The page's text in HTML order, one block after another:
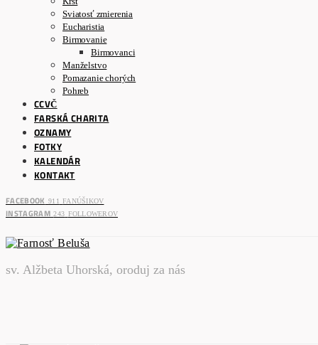
Sviatosť zmierenia
Eucharistia
Birmovanie
Birmovanci
Manželstvo
Pomazanie chorých
Pohreb
CCVČ
FARSKÁ CHARITA
OZNAMY
FOTKY
KALENDÁR
KONTAKT
FACEBOOK 911 FANÚŠIKOV
INSTAGRAM 243 FOLLOWEROV
sv. Alžbeta Uhorská, oroduj za nás